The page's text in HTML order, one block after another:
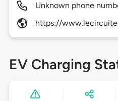
Unknown phone
https://
EV Charging